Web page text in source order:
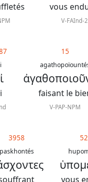
vous
V-FAInd-
15
faisant le
V-PAP-NPM
3958
paskhontés
vous